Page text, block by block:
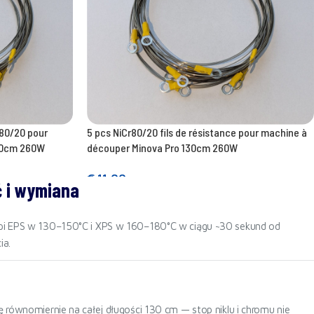
20 pour
260W
5 pcs NiCr80/20 fils de résistance pour machine à
découper Minova Pro 130cm 260W
€ 11,00
wymiana
w 130–150°C i XPS w 160–180°C w ciągu ~30 sekund od
na całej długości 130 cm — stop niklu i chromu nie